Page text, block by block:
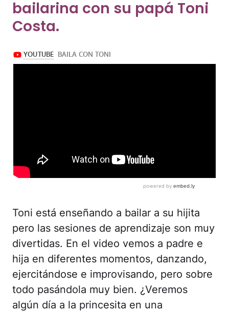
bailarina con su papá Toni
Costa.
Toni está enseñando a bailar a su hijita
pero las sesiones de aprendizaje son muy
divertidas. En el video vemos a padre e
hija en diferentes momentos, danzando,
ejercitándose e improvisando, pero sobre
todo pasándola muy bien. ¿Veremos
algún día a la princesita en una